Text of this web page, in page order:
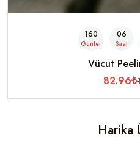
160
Günler
06
Saat
Vücut
82.96₺
Harika